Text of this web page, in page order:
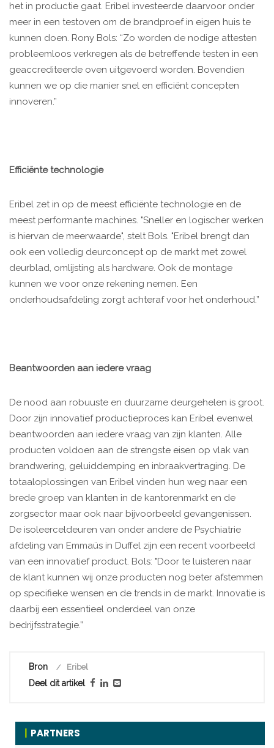
het in productie gaat. Eribel investeerde daarvoor onder
meer in een testoven om de brandproef in eigen huis te
kunnen doen. Rony Bols: “Zo worden de nodige attesten
probleemloos verkregen als de betreffende testen in een
geaccrediteerde oven uitgevoerd worden. Bovendien
kunnen we op die manier snel en efficiënt concepten
innoveren.”
Efficiënte technologie
Eribel zet in op de meest efficiënte technologie en de
meest performante machines. "Sneller en logischer werken
is hiervan de meerwaarde", stelt Bols. "Eribel brengt dan
ook een volledig deurconcept op de markt met zowel
deurblad, omlijsting als hardware. Ook de montage
kunnen we voor onze rekening nemen. Een
onderhoudsafdeling zorgt achteraf voor het onderhoud.”
Beantwoorden aan iedere vraag
De nood aan robuuste en duurzame deurgehelen is groot.
Door zijn innovatief productieproces kan Eribel evenwel
beantwoorden aan iedere vraag van zijn klanten. Alle
producten voldoen aan de strengste eisen op vlak van
brandwering, geluiddemping en inbraakvertraging. De
totaaloplossingen van Eribel vinden hun weg naar een
brede groep van klanten in de kantorenmarkt en de
zorgsector maar ook naar bijvoorbeeld gevangenissen.
De isoleerceldeuren van onder andere de Psychiatrie
afdeling van Emmaüs in Duffel zijn een recent voorbeeld
van een innovatief product. Bols: "Door te luisteren naar
de klant kunnen wij onze producten nog beter afstemmen
op specifieke wensen en de trends in de markt. Innovatie is
daarbij een essentieel onderdeel van onze
bedrijfsstrategie.”
Bron Eribel
Deel dit artikel
PARTNERS